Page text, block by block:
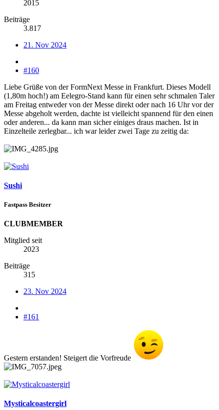
2015
Beiträge
3.817
21. Nov 2024
#160
Liebe Grüße von der FormNext Messe in Frankfurt. Dieses Modell
(1,80m hoch!) am Eelegro-Stand kann für einen sehr schmalen Taler
am Freitag entweder von der Messe direkt oder nach 16 Uhr vor der
Messe abgeholt werden, dachte ist vielleicht spannend für den einen
oder anderen... da kann man sicher einiges draus machen. Ist in
Einzelteile zerlegbar... ich war leider zwei Tage zu zeitig da:
Sushi
Fastpass Besitzer
CLUBMEMBER
Mitglied seit
2023
Beiträge
315
23. Nov 2024
#161
Gestern erstanden! Steigert die Vorfreude
Mysticalcoastergirl